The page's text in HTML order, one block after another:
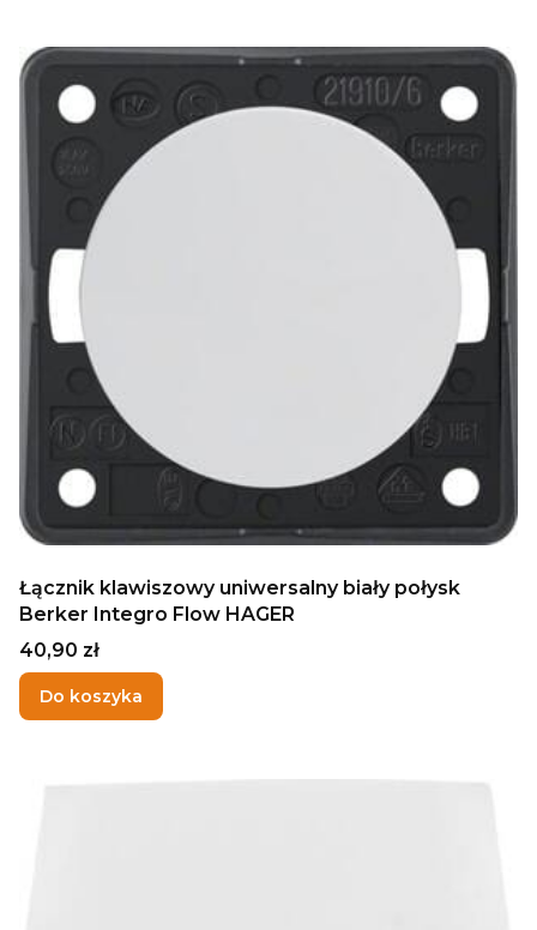
Łącznik klawiszowy uniwersalny biały połysk
Berker Integro Flow HAGER
Cena
40,90 zł
Do koszyka